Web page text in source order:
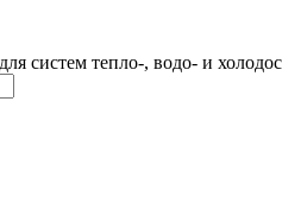
систем тепло-, водо- и